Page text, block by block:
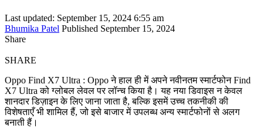
Last updated: September 15, 2024 6:55 am
Bhumika Patel Published September 15, 2024
Share
SHARE
Oppo Find X7 Ultra : Oppo ने हाल ही में अपने नवीनतम स्मार्टफोन Find
X7 Ultra को ग्लोबल लेवल पर लॉन्च किया है। यह नया डिवाइस न केवल
शानदार डिज़ाइन के लिए जाना जाता है, बल्कि इसमें उच्च तकनीकी की
विशेषताएँ भी शामिल हैं, जो इसे बाजार में उपलब्ध अन्य स्मार्टफोनों से अलग
बनाती हैं।